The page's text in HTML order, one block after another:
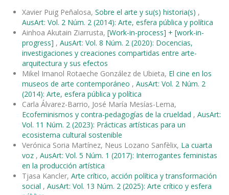
Xavier Puig Peñalosa, Sobre el arte y su(s) historia(s) ,
AusArt: Vol. 2 Núm. 2 (2014): Arte, esfera pública y política
Ainhoa Akutain Ziarrusta, [Work-in-process] + [work-in-
progress] , AusArt: Vol. 8 Núm. 2 (2020): Docencias,
investigaciones y creaciones compartidas entre arte-
arquitectura y sus efectos
Mikel Imanol Rotaeche González de Ubieta, El cine en los
museos de arte contemporáneo , AusArt: Vol. 2 Núm. 2
(2014): Arte, esfera pública y política
Carla Álvarez-Barrio, José María Mesías-Lema,
Ecofeminismos y contra-pedagogías de la crueldad , AusArt:
Vol. 11 Núm. 2 (2023): Prácticas artísticas para un
ecosistema cultural sostenible
Verónica Soria Martínez, Neus Lozano Sanfèlix, La cuarta
voz , AusArt: Vol. 5 Núm. 1 (2017): Interrogantes feministas
en la producción artística
Tjasa Kancler, Arte crítico, acción política y transformación
social , AusArt: Vol. 13 Núm. 2 (2025): Arte crítico y esfera